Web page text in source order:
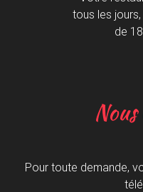
Pour toute demande,
tous les
de